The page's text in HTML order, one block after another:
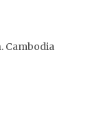
Cambodia